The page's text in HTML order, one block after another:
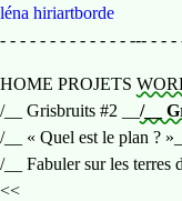
léna hiriartborde
- - - - - - - - - - - - - --- - -
HOME PROJETS
/__ Grisbruits #2 __ /__
/__ « Quel est le plan ? »__
/__ Fabuler sur les terres
précédent
<<